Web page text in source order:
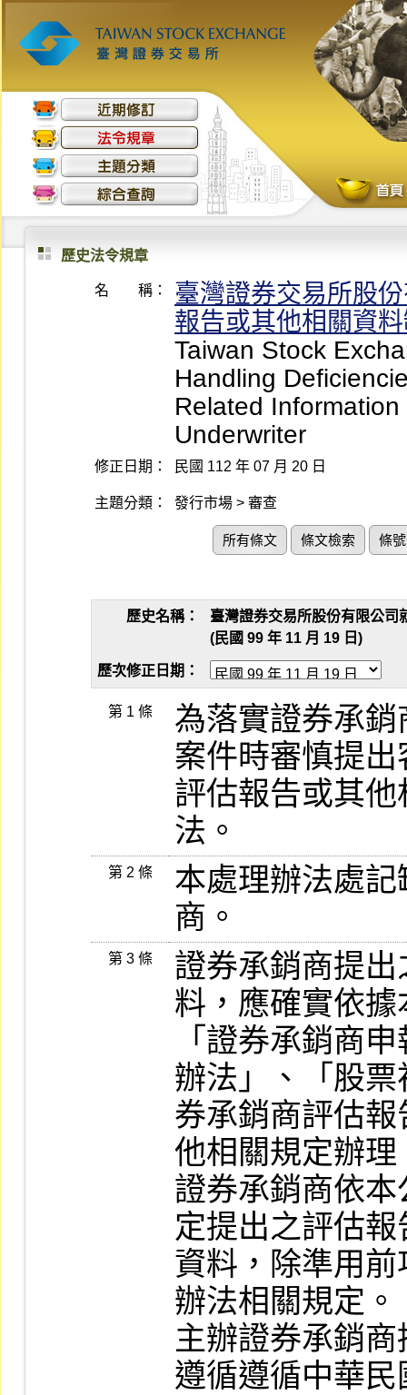
歷史法令規章
名 稱：
臺灣證券交易所股
報告或其他相關資
Taiwan Stock
Handling
Related
Underwriter
修正日期： 民國 112 年 07 月 20 日
主題分類： 發行市場 > 審查
所有條文 條文檢索 條
歷史名稱：
臺灣證券交易所股份有限公司
(民國 99 年 11 月 19 日)
歷次修正日期：
第 1 條
為落實證券承
案件時審慎提
評估報告或其
法。
第 2 條
本處理辦法處
商。
第 3 條
證券承銷商提
料，應確實依
「證券承銷商
辦法」、「股
券承銷商評估
他相關規定辦理
證券承銷商依
定提出之評估
資料，除準用
辦法相關規定。
主辦證券承銷
遵循遵循中華